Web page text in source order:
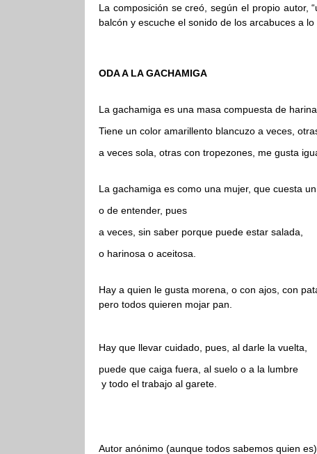
La composición se creó, según el propio
balcón y escuche el sonido de los arcabuces a lo
ODA A LA GACHAMIGA
La gachamiga es una masa compuesta de
Tiene un color amarillento blancuzo a veces,
a veces sola, otras con tropezones, me gusta
La gachamiga es como una mujer, que cuesta
o de entender, pues
a veces, sin saber porque puede estar salada,
o harinosa o aceitosa.
Hay a quien le gusta morena, o con ajos, con
pero todos quieren mojar pan.
Hay que llevar cuidado, pues, al darle la vuelta,
puede que caiga fuera, al suelo o a la lumbre
y todo el trabajo al garete.
Autor anónimo (aunque todos sabemos quien es)